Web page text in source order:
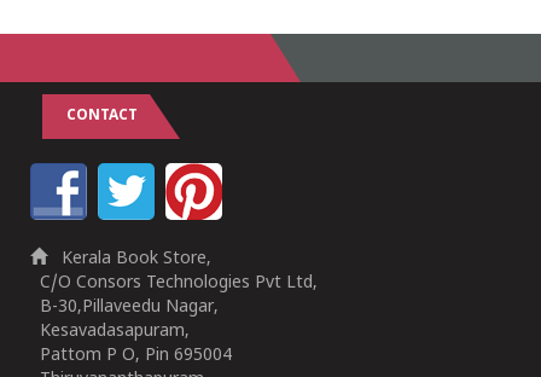
CONTACT
Kerala Book Store,
C/O Consors Technologies Pvt Ltd,
B-30,Pillaveedu Nagar,
Kesavadasapuram,
Pattom P O, Pin 695004